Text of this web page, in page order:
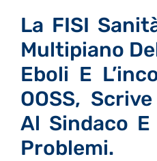
La FISI
Multipiano
Eboli E
OOSS,
Al Sindaco
Problemi.